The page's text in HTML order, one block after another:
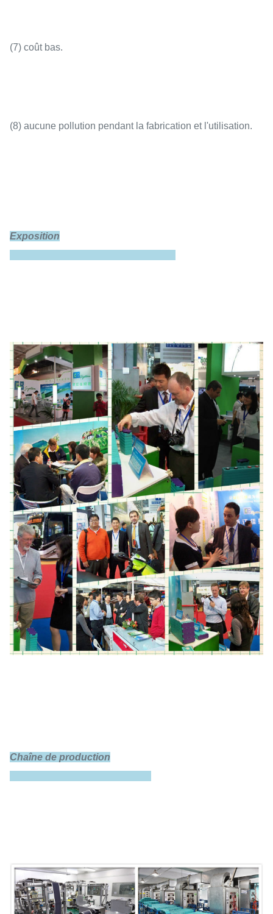
(7) coût bas.
(8) aucune pollution pendant la fabrication et l'utilisation.
Exposition
Chaîne de production